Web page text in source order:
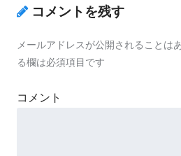
コメントを残す
メールアドレスが公開されることは
る欄は必須項目です
コメント